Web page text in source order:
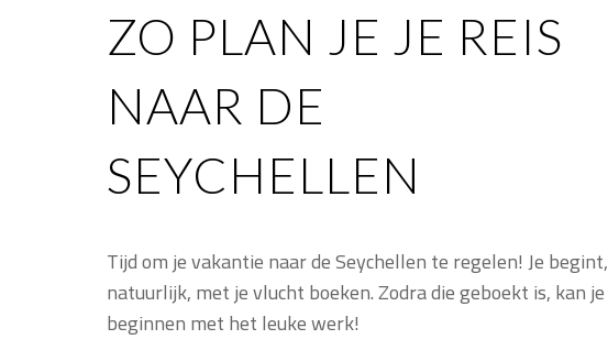
ZO PLAN JE JE REIS
NAAR DE
SEYCHELLEN
Tijd om je vakantie naar de Seychellen te regelen! Je begint,
natuurlijk, met je vlucht boeken. Zodra die geboekt is, kan je
beginnen met het leuke werk!